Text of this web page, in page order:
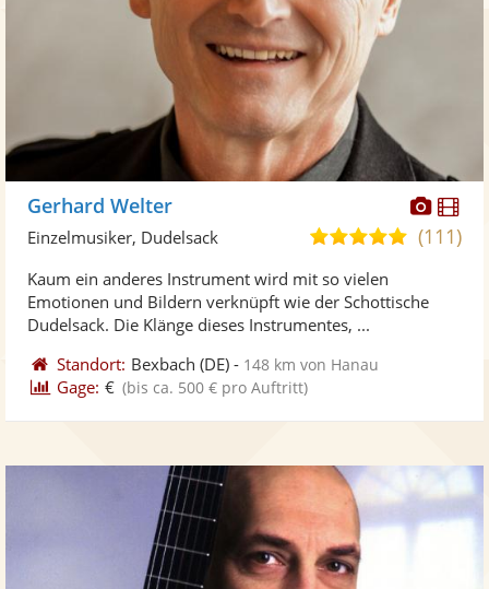
Gerhard Welter
5,0
5
(111)
Einzelmusiker, Dudelsack
Kaum ein anderes Instrument wird mit so vielen
Emotionen und Bildern verknüpft wie der Schottische
Dudelsack. Die Klänge dieses Instrumentes, ...
Standort: Bexbach (DE) - 148 km von Hanau
Gage: € (bis ca. 500 € pro Auftritt)